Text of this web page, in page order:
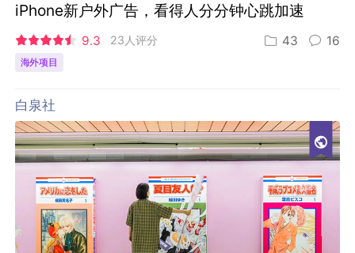
iPhone新户外广告，看得人分分钟心跳加速
9.3 23人评分 43 16
海外项目
白泉社